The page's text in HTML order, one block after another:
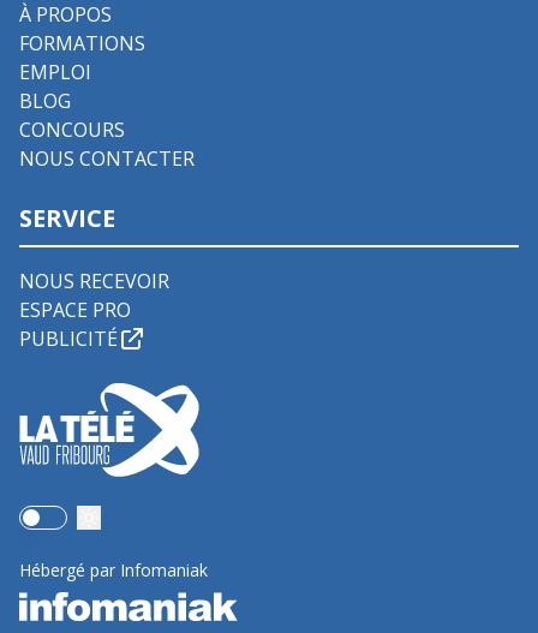
À PROPOS
FORMATIONS
EMPLOI
BLOG
CONCOURS
NOUS CONTACTER
SERVICE
NOUS RECEVOIR
ESPACE PRO
PUBLICITÉ
Use setting
Hébergé par Infomaniak